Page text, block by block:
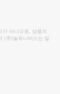
가 아니므로, 상품의
(주)놀유니버스는 일